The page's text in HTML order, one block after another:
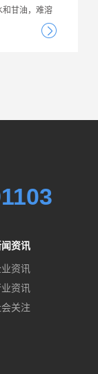
甘油，难溶
资讯
资讯
资讯
关注